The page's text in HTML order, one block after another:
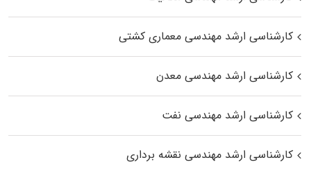
کارشناسی ارشد مهندسی معماری کشتی
کارشناسی ارشد مهندسی معدن
کارشناسی ارشد مهندسی نفت
کارشناسی ارشد مهندسی نقشه برداری